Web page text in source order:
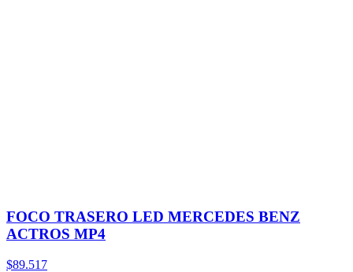
FOCO TRASERO LED MERCEDES BENZ
ACTROS MP4
$89.517